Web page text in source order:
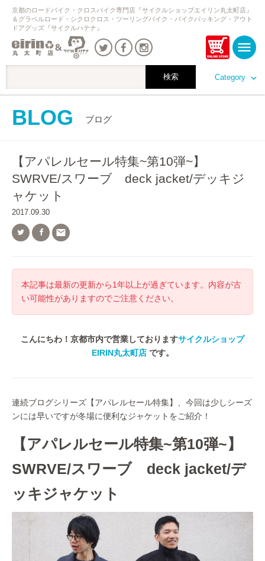
Category
京都のロードバイク・クロスバイク専門店『サイクルショップエイリン丸太町店』
＆グラベルロード・シクロクロス・ツーリングバイク・バイクパッキング・アウト
ドアグッズ『サイクルハテナ』
BLOG ブログ
【アパレルセール特集~第10弾~】
SWRVE/スワーブ deck jacket/デッキジ
ャケット
2017.09.30

本記事は最新の更新から1年以上が過ぎています。内容が古
い可能性がありますのでご注意ください。
こんにちわ！京都市内で営業しておりますサイクルショップ
EIRIN丸太町店です。
連続ブログシリーズ【アパレルセール特集】、今回は少しシーズ
ンには早いですが冬場に便利なジャケットをご紹介！
【アパレルセール特集~第10弾~】
SWRVE/スワーブ deck jacket/デ
ッキジャケット